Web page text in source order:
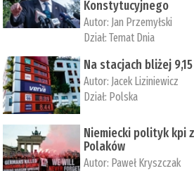
Konstytucyjnego
Autor: Jan Przemyłski
Dział:Temat Dnia
Na stacjach bliżej 9,15
Autor: Jacek Liziniewicz
Dział: Polska
Niemiecki polityk kpi
Polaków
Autor: Paweł Kryszczak